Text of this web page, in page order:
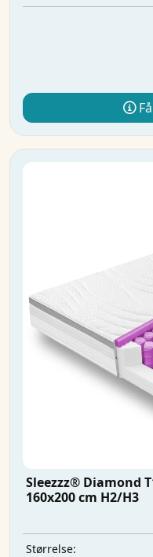
Sleezzz® Diamond
160x200 cm H2/H3
Størrelse: